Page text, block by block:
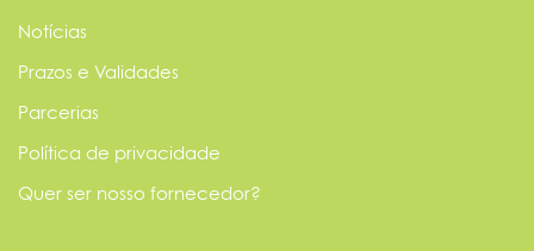
Notícias
Prazos e Validades
Parcerias
Política de privacidade
Quer ser nosso fornecedor?